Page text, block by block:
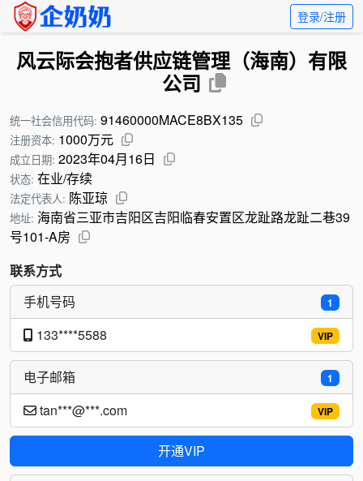
登录/注册
风云际会抱者供应链管理（海南）有限
公司
统一社会信用代码: 91460000MACE8BX135
注册资本: 1000万元
成立日期: 2023年04月16日
状态: 在业/存续
法定代表人: 陈亚琼
地址: 海南省三亚市吉阳区吉阳临春安置区龙趾路龙趾二巷39
号101-A房
联系方式
1
手机号码
VIP
133****5588
1
电子邮箱
VIP
tan***@***.com
开通VIP